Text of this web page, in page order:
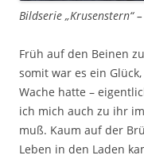
Bildserie
Früh auf den Beinen
somit war es ein
Wache hatte –
ich mich auch zu ihr
muß. Kaum auf der
Leben in den Laden